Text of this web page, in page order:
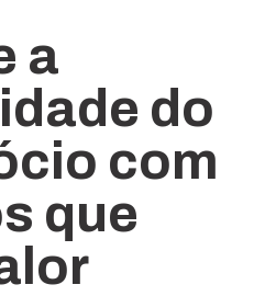
a
do
com
que